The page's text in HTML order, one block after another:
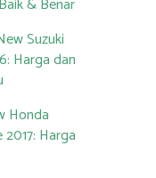
& Benar
Suzuki
Harga dan
Honda
Harga